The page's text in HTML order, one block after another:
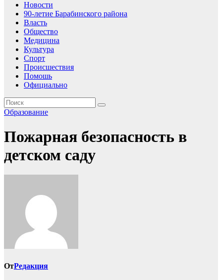
Новости
90-летие Барабинского района
Власть
Общество
Медицина
Культура
Спорт
Происшествия
Помошь
Официально
Образование
Пожарная безопасность в
детском саду
ОтРедакция